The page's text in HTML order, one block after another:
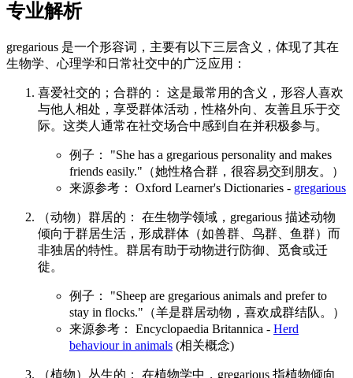
专业解析
gregarious 是一个形容词，主要有以下三层含义，体现了其在
生物学、心理学和日常社交中的广泛应用：
喜爱社交的；合群的： 这是最常用的含义，形容人喜欢
与他人相处，享受群体活动，性格外向、友善且乐于交
际。这类人通常在社交场合中感到自在并积极参与。
例子： "She has a gregarious personality and makes
friends easily."（她性格合群，很容易交到朋友。）
来源参考： Oxford Learner's Dictionaries - gregarious
（动物）群居的： 在生物学领域，gregarious 描述动物
倾向于群居生活，形成群体（如兽群、鸟群、鱼群）而
非独居的特性。群居有助于动物进行防御、觅食或迁
徙。
例子： "Sheep are gregarious animals and prefer to
stay in flocks."（羊是群居动物，喜欢成群结队。）
来源参考： Encyclopaedia Britannica - Herd
behaviour in animals (相关概念)
（植物）丛生的： 在植物学中，gregarious 指植物倾向